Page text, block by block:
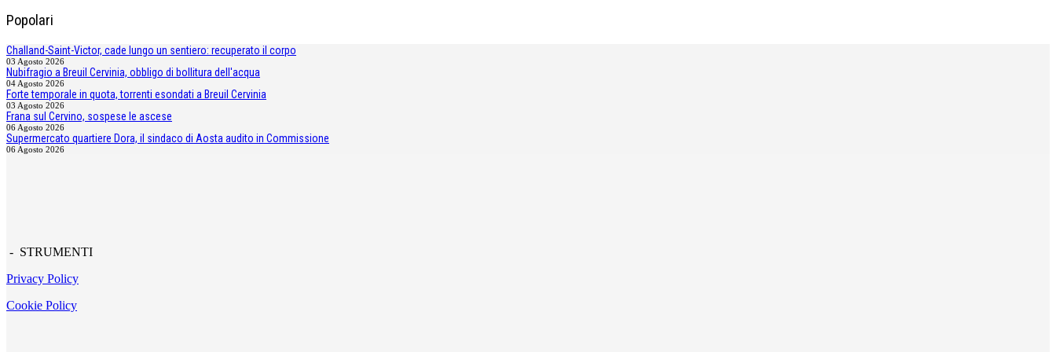
Popolari
Challand-Saint-Victor, cade lungo un sentiero: recuperato il corpo
03 Agosto 2026
Nubifragio a Breuil Cervinia, obbligo di bollitura dell'acqua
04 Agosto 2026
Forte temporale in quota, torrenti esondati a Breuil Cervinia
03 Agosto 2026
Frana sul Cervino, sospese le ascese
06 Agosto 2026
Supermercato quartiere Dora, il sindaco di Aosta audito in Commissione
06 Agosto 2026
- STRUMENTI
Privacy Policy
Cookie Policy